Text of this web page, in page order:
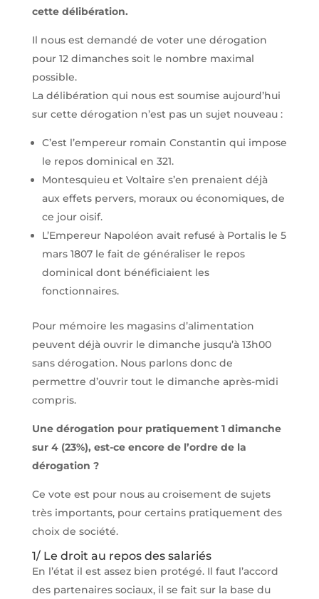
cette délibération.
Il nous est demandé de voter une dérogation
pour 12 dimanches soit le nombre maximal
possible.
La délibération qui nous est soumise aujourd’hui
sur cette dérogation n’est pas un sujet nouveau :
C’est l’empereur romain Constantin qui impose
le repos dominical en 321.
Montesquieu et Voltaire s’en prenaient déjà
aux effets pervers, moraux ou économiques, de
ce jour oisif.
L’Empereur Napoléon avait refusé à Portalis le 5
mars 1807 le fait de généraliser le repos
dominical dont bénéficiaient les
fonctionnaires.
Pour mémoire les magasins d’alimentation
peuvent déjà ouvrir le dimanche jusqu’à 13h00
sans dérogation. Nous parlons donc de
permettre d’ouvrir tout le dimanche après-midi
compris.
Une dérogation pour pratiquement 1 dimanche
sur 4 (23%), est-ce encore de l’ordre de la
dérogation ?
Ce vote est pour nous au croisement de sujets
très importants, pour certains pratiquement des
choix de société.
1/ Le droit au repos des salariés
En l’état il est assez bien protégé. Il faut l’accord
des partenaires sociaux, il se fait sur la base du